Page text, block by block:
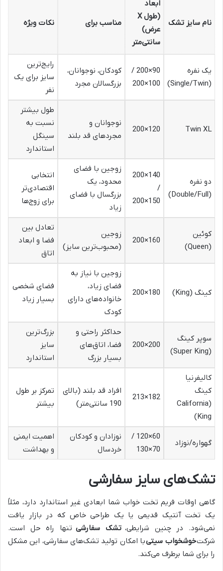
نام سایز تشک
ابعاد
(طول X
عرض)
سانتی‌متر
مناسب برای نکات ویژه
یک نفره
(Single/Twin)
90×200 /
100×200
کودکان، نوجوانان،
بزرگسالان مجرد
رایج‌ترین
سایز برای یک
نفر
Twin XL
120×200
نوجوانان و
مجردهای قد بلند
طول بیشتر
نسبت به
سینگل
استاندارد
دو نفره
(Double/Full)
140×200
/
150×200
زوجین با فضای
محدود، یک
بزرگسال با فضای
زیاد
انتخابی
اقتصادی‌تر
برای زوج‌ها
کوئین
(Queen)
160×200
زوجین
(محبوب‌ترین سایز)
تعادل بین
فضا و ابعاد
اتاق
کینگ (King) 180×200
زوجین با نیاز به
فضای زیاد،
خانواده‌های دارای
کودک
فضای شخصی
بسیار زیاد
سوپر کینگ
(Super King)
200×200
حداکثر راحتی و
فضا، اتاق‌های
بسیار بزرگ
بزرگ‌ترین
سایز
استاندارد
کالیفرنیا
کینگ
(California
King)
182×213
افراد قد بلند (بالای
190 سانتی‌متر)
تمرکز بر طول
بیشتر
گهواره/نوزاد
60×120 /
70×130
نوزادان و کودکان
خردسال
اهمیت ایمنی
و بهداشت
تشک‌های سایز سفارشی
گاهی اوقات فریم تخت خواب شما ابعادی غیر استاندارد دارد، مثلاً
یک تخت آنتیک قدیمی یا یک طراحی خاص که در بازار یافت
نمی‌شود. در چنین شرایطی، تشک سفارشی تنها راه حل است.
شرکتخوشخواب سیتیبا امکان تولید تشک‌های سفارشی، این مشکل
را برای شما برطرف می‌کند.